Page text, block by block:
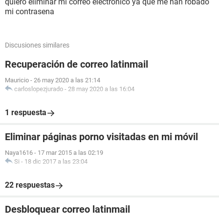
mi contrasena
Discusiones similares
Recuperación de correo latinmail
Mauricio - 26 may 2020 a las 21:14
carloslopezjurado - 28 may 2020 a las 16:04
1 respuesta
Eliminar páginas porno visitadas en mi móvil
Naya1616 - 17 mar 2015 a las 02:19
Si - 18 dic 2017 a las 23:04
22 respuestas
Desbloquear correo latinmail